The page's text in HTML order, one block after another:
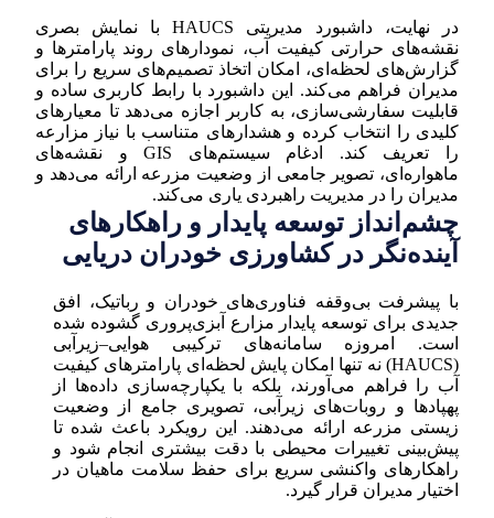
در نهایت، داشبورد مدیریتی HAUCS با نمایش بصری
نقشه‌های حرارتی کیفیت آب، نمودارهای روند پارامترها و
گزارش‌های لحظه‌ای، امکان اتخاذ تصمیم‌های سریع را برای
مدیران فراهم می‌کند. این داشبورد با رابط کاربری ساده و
قابلیت سفارشی‌سازی، به کاربر اجازه می‌دهد تا معیارهای
کلیدی را انتخاب کرده و هشدارهای متناسب با نیاز مزارعه
را تعریف کند. ادغام سیستم‌های GIS و نقشه‌های
ماهواره‌ای، تصویر جامعی از وضعیت مزرعه ارائه می‌دهد و
مدیران را در مدیریت راهبردی یاری می‌کند.
چشم‌انداز توسعه پایدار و راهکارهای
آینده‌نگر در کشاورزی خودران دریایی
با پیشرفت بی‌وقفه فناوری‌های خودران و رباتیک، افق
جدیدی برای توسعه پایدار مزارع آبزی‌پروری گشوده شده
است. امروزه سامانه‌های ترکیبی هوایی–زیرآبی
(HAUCS) نه تنها امکان پایش لحظه‌ای پارامترهای کیفیت
آب را فراهم می‌آورند، بلکه با یکپارچه‌سازی داده‌ها از
پهپادها و روبات‌های زیرآبی، تصویری جامع از وضعیت
زیستی مزرعه ارائه می‌دهند. این رویکرد باعث شده تا
پیش‌بینی تغییرات محیطی با دقت بیشتری انجام شود و
راهکارهای واکنشی سریع برای حفظ سلامت ماهیان در
اختیار مدیران قرار گیرد.